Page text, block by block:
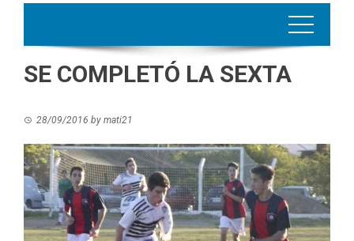
SE COMPLETÓ LA SEXTA
28/09/2016 by mati21